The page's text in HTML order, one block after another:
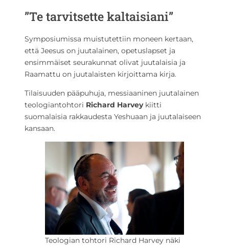
”Te tarvitsette kaltaisiani”
Symposiumissa muistutettiin moneen kertaan,
että Jeesus on juutalainen, opetuslapset ja
ensimmäiset seurakunnat olivat juutalaisia ja
Raamattu on juutalaisten kirjoittama kirja.
Tilaisuuden pääpuhuja, messiaaninen juutalainen
teologiantohtori Richard Harvey kiitti
suomalaisia rakkaudesta Yeshuaan ja juutalaiseen
kansaan.
Teologian tohtori Richard Harvey näki